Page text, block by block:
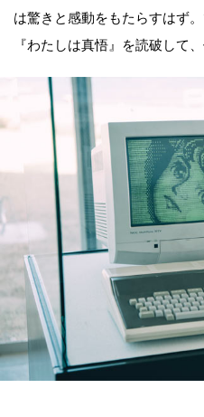
は驚きと感動をもたらすはず
『わたしは真悟』を読破して